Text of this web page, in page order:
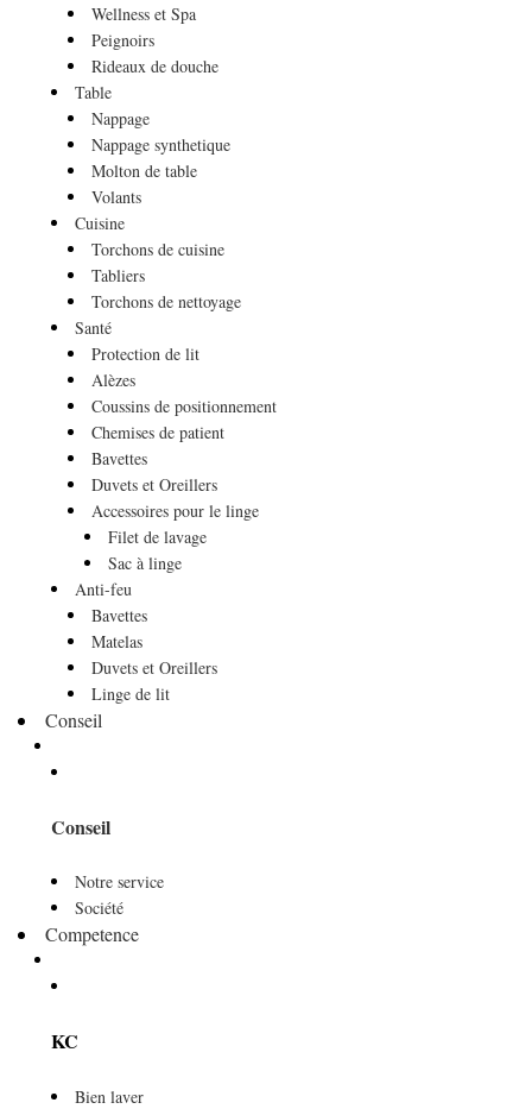
Wellness et Spa
Peignoirs
Rideaux de douche
Table
Nappage
Nappage synthetique
Molton de table
Volants
Cuisine
Torchons de cuisine
Tabliers
Torchons de nettoyage
Santé
Protection de lit
Alèzes
Coussins de positionnement
Chemises de patient
Bavettes
Duvets et Oreillers
Accessoires pour le linge
Filet de lavage
Sac à linge
Anti-feu
Bavettes
Matelas
Duvets et Oreillers
Linge de lit
Conseil
Conseil
Notre service
Société
Competence
KC
Bien laver